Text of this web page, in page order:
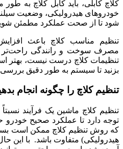
کلاچ کابلی، باید کابل کلاچ به‌
خودروهای هیدرولیکی، وضعیت
شود تا از صحت عملکرد مطمئن
تنظیم مناسب کلاچ باعث
مصرف سوخت و رانندگی
تنظیمات کلاچ درست نیست،
بزنید تا سیستم به ‌طور دقیق
تنظیم کلاچ را چگونه انجام
تنظیم کلاچ ماشین یک فرآیند
توجه دارد تا عملکرد صحیح
که روش تنظیم کلاچ ممکن است
هیدرولیکی) متفاوت باشد. با این حال